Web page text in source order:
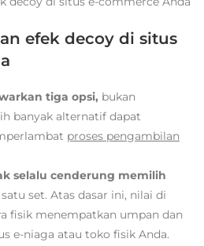
efek decoy di situs
tiga opsi, bukan
banyak alternatif dapat
proses pengambilan
selalu cenderung memilih
set. Atas dasar ini, nilai di
fisik menempatkan umpan dan
e-niaga atau toko fisik Anda.